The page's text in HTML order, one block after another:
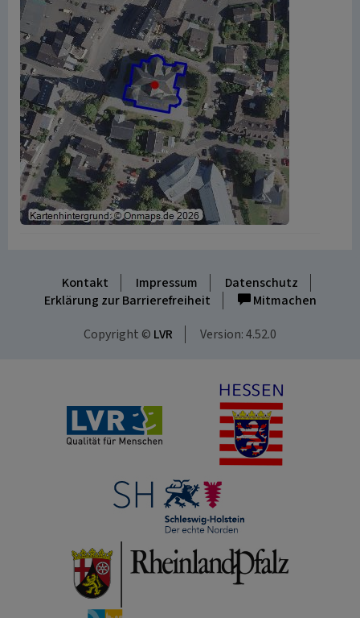
Kontakt Impressum
Datenschutz
Erklärung zur Barrierefreiheit
Mitmachen
Copyright © LVR Version: 4.52.0